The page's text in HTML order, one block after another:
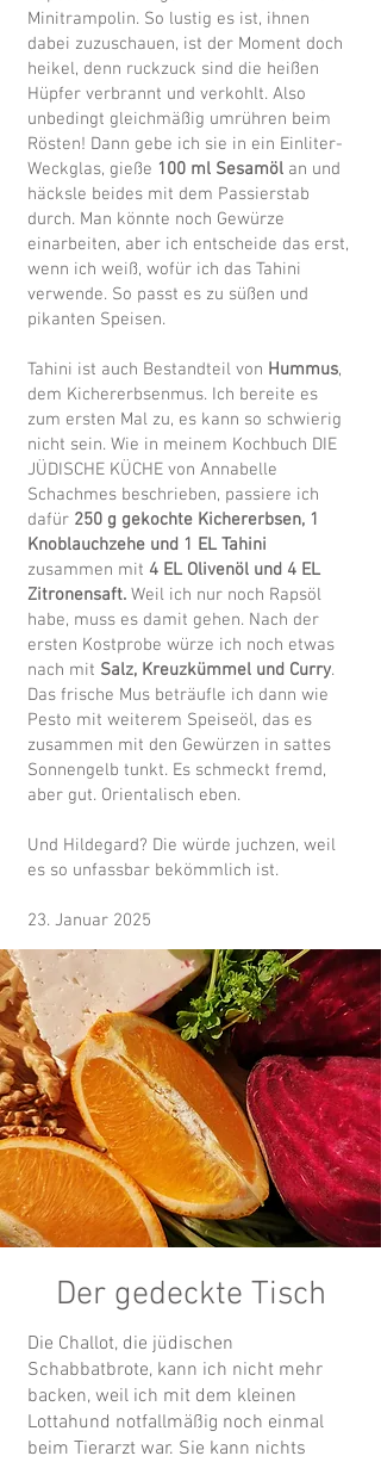
Minitrampolin. So lustig es ist, ihnen
dabei zuzuschauen, ist der Moment doch
heikel, denn ruckzuck sind die heißen
Hüpfer verbrannt und verkohlt. Also
unbedingt gleichmäßig umrühren beim
Rösten! Dann gebe ich sie in ein Einliter-
Weckglas, gieße 100 ml Sesamöl an und
häcksle beides mit dem Passierstab
durch. Man könnte noch Gewürze
einarbeiten, aber ich entscheide das erst,
wenn ich weiß, wofür ich das Tahini
verwende. So passt es zu süßen und
pikanten Speisen.
Tahini ist auch Bestandteil von Hummus,
dem Kichererbsenmus. Ich bereite es
zum ersten Mal zu, es kann so schwierig
nicht sein. Wie in meinem Kochbuch DIE
JÜDISCHE KÜCHE von Annabelle
Schachmes beschrieben, passiere ich
dafür 250 g gekochte Kichererbsen, 1
Knoblauchzehe und 1 EL Tahini
zusammen mit 4 EL Olivenöl und 4 EL
Zitronensaft. Weil ich nur noch Rapsöl
habe, muss es damit gehen. Nach der
ersten Kostprobe würze ich noch etwas
nach mit Salz, Kreuzkümmel und Curry.
Das frische Mus beträufle ich dann wie
Pesto mit weiterem Speiseöl, das es
zusammen mit den Gewürzen in sattes
Sonnengelb tunkt. Es schmeckt fremd,
aber gut. Orientalisch eben.
Und Hildegard? Die würde juchzen, weil
es so unfassbar bekömmlich ist.
23. Januar 2025
Der gedeckte Tisch
Die Challot, die jüdischen
Schabbatbrote, kann ich nicht mehr
backen, weil ich mit dem kleinen
Lottahund notfallmäßig noch einmal
beim Tierarzt war. Sie kann nichts